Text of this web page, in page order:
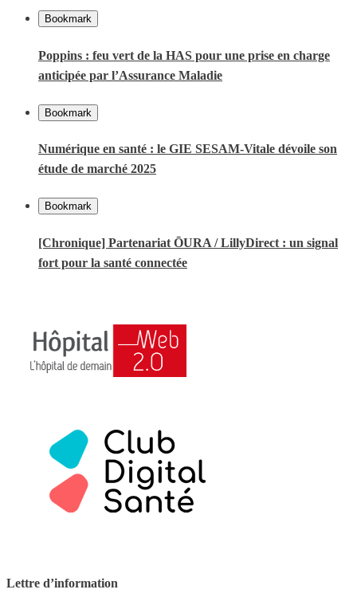
Bookmark
Poppins : feu vert de la HAS pour une prise en charge
anticipée par l’Assurance Maladie
Bookmark
Numérique en santé : le GIE SESAM-Vitale dévoile son
étude de marché 2025
Bookmark
[Chronique] Partenariat ŌURA / LillyDirect : un signal
fort pour la santé connectée
Lettre d’information